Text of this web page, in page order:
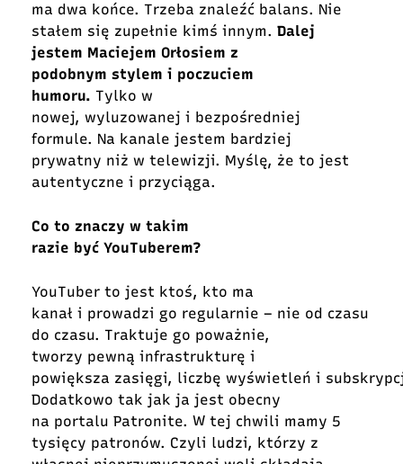
ma dwa końce. Trzeba znaleźć balans. Nie
stałem się zupełnie kimś innym. Dalej
jestem Maciejem Orłosiem z
podobnym stylem i poczuciem
humoru. Tylko w
nowej, wyluzowanej i bezpośredniej
formule. Na kanale jestem bardziej
prywatny niż w telewizji. Myślę, że to jest
autentyczne i przyciąga.
Co to znaczy w takim
razie być YouTuberem?
YouTuber to jest ktoś, kto ma
kanał i prowadzi go regularnie – nie od czasu
do czasu. Traktuje go poważnie,
tworzy pewną infrastrukturę i
powiększa zasięgi, liczbę wyświetleń i
Dodatkowo tak jak ja jest obecny
na portalu Patronite. W tej chwili mamy 5
tysięcy patronów. Czyli ludzi, którzy z